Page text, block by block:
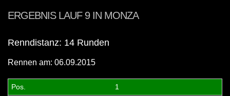
ERGEBNIS LAUF 9 IN MONZA
Renndistanz: 14 Runden
Rennen am: 06.09.2015
1